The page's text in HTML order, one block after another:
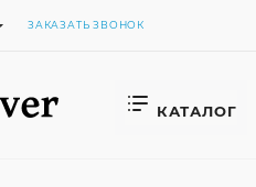
ЗАКАЗАТЬ ЗВОНОК
КАТАЛОГ